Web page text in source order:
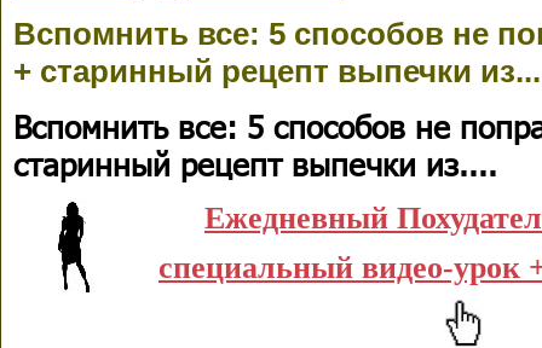
Вспомнить все: 5 способов не
+ старинный рецепт выпечки
Вспомнить все: 5 способов не
старинный рецепт выпечки из....
Ежедневный
специальный видео-урок